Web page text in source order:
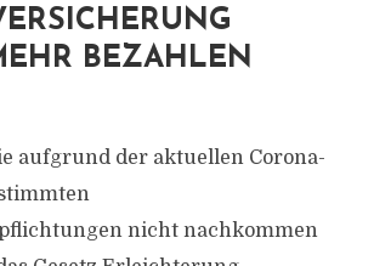
BEZAHLEN
aufgrund der aktuellen Corona-
nicht nachkommen